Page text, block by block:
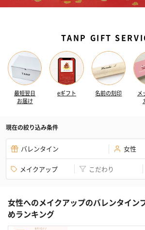
TANP GIFT
最短翌日
お届け
eギフト 名前の刻印
メ
現在の絞り込み条件
バレンタイン 女性
メイクアップ こだわり
女性へのメイクアップのバレンタイン
めランキング